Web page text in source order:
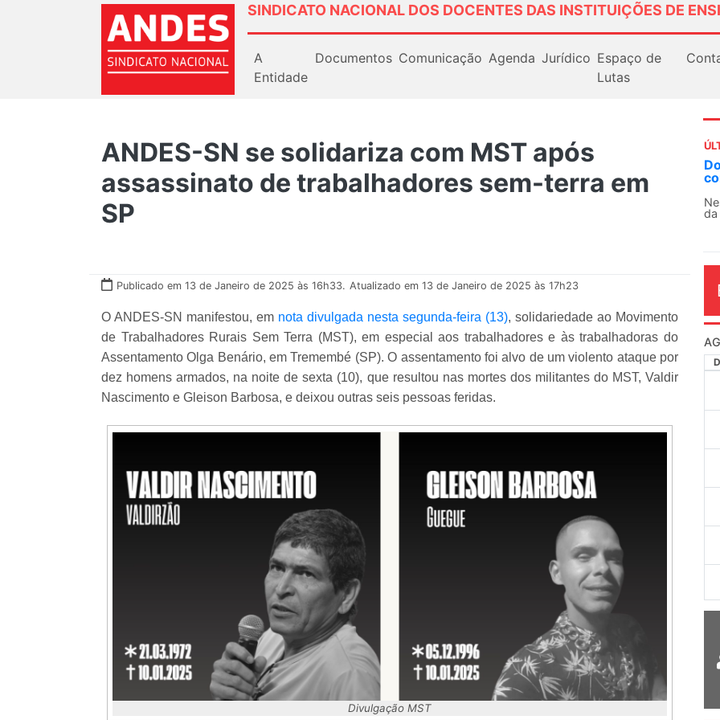
SINDICATO NACIONAL DOS DOCENTES DAS INSTITUIÇÕES DE
A
Entidade
Documentos Comunicação Agenda Jurídico Espaço de
Lutas
ANDES-SN se solidariza com MST após
assassinato de trabalhadores sem-terra em
SP
Publicado em 13 de Janeiro de 2025 às 16h33. Atualizado em 13 de Janeiro de 2025 às 17h23
O ANDES-SN manifestou, em nota divulgada nesta segunda-feira (13), solidariedade ao Movimento
de Trabalhadores Rurais Sem Terra (MST), em especial aos trabalhadores e às trabalhadoras do
Assentamento Olga Benário, em Tremembé (SP). O assentamento foi alvo de um violento ataque por
dez homens armados, na noite de sexta (10), que resultou nas mortes dos militantes do MST, Valdir
Nascimento e Gleison Barbosa, e deixou outras seis pessoas feridas.
Divulgação MST
Docentes
contra as
Nessa
da educação